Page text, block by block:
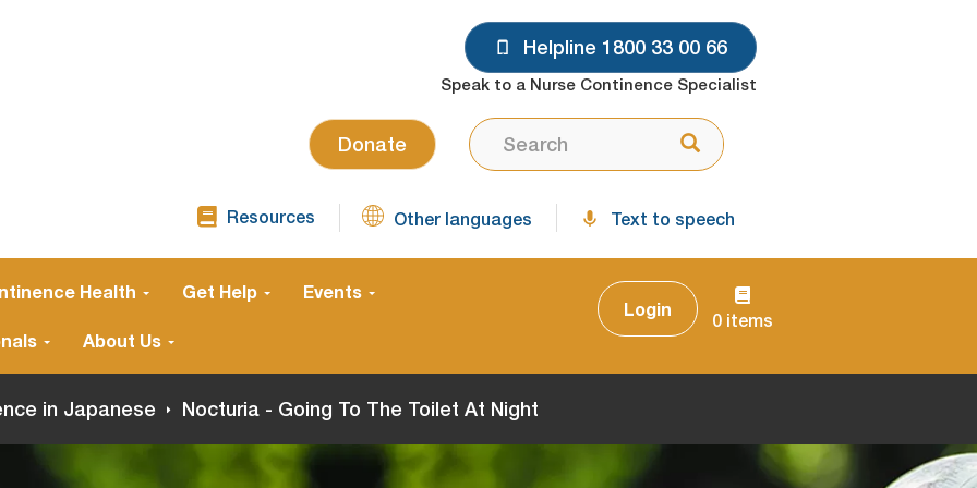
Helpline 1800 33 00 66
Speak to a Nurse Continence Specialist
Donate
SEARCH
Search
Resources Other languages Text to speech
Health Get Help Events
About Us
0 items
Login
in Japanese Nocturia - Going To The Toilet At Night